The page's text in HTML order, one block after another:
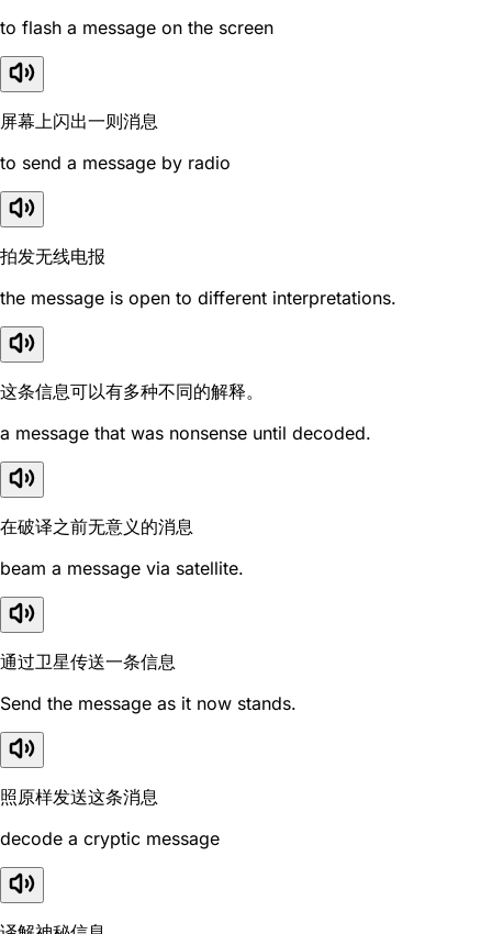
to flash a message on the screen
屏幕上闪出一则消息
to send a message by radio
拍发无线电报
the message is open to different interpretations.
这条信息可以有多种不同的解释。
a message that was nonsense until decoded.
在破译之前无意义的消息
beam a message via satellite.
通过卫星传送一条信息
Send the message as it now stands.
照原样发送这条消息
decode a cryptic message